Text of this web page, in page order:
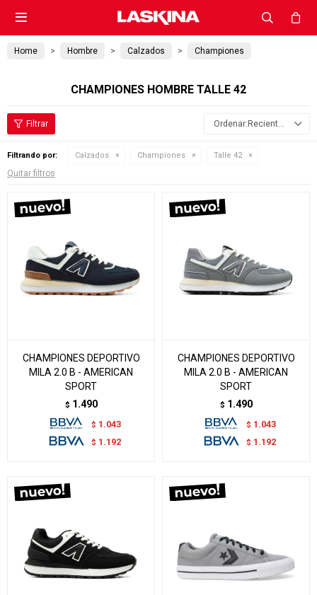

Home Hombre Calzados Championes
CHAMPIONES HOMBRE TALLE 42
Recientes
Filtrando por: Calzados Championes Talle 42
Quitar filtros
CHAMPIONES DEPORTIVO
MILA 2.0 B - AMERICAN
SPORT
$ 1.490
$ 1.043
$ 1.192
CHAMPIONES DEPORTIVO
MILA 2.0 B - AMERICAN
SPORT
$ 1.490
$ 1.043
$ 1.192